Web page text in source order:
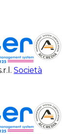
Società